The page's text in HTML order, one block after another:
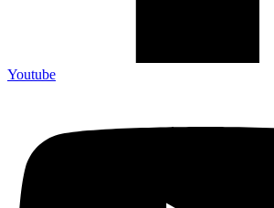
Youtube